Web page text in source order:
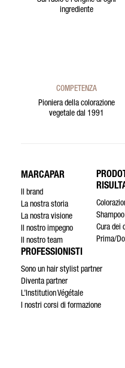
ingrediente
COMPETENZA
Pioniera della colorazione
vegetale dal 1991
MARCAPAR
Il brand
La nostra storia
La nostra visione
Il nostro impegno
Il nostro team
Shampoo
Cura dei
Prima/
PROFESSIONISTI
Sono un hair stylist partner
Diventa partner
L’Institution Végétale
I nostri corsi di formazione